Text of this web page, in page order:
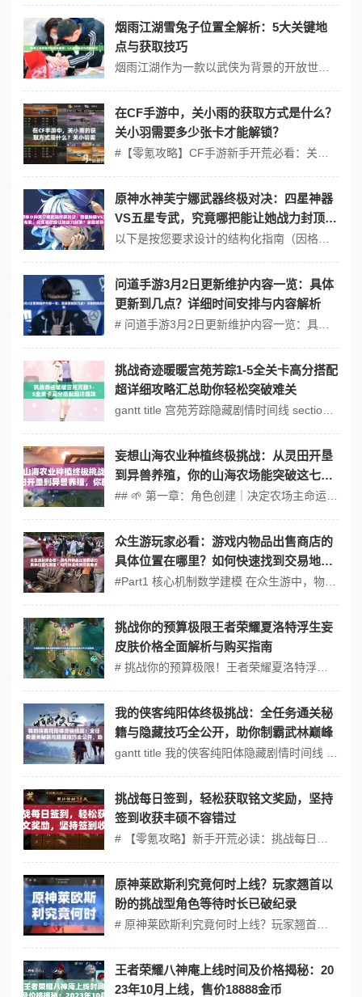
烟雨江湖雪兔子位置全解析：5大关键地
点与获取技巧
在CF手游中，关小雨的获取方式是什么？
关小羽需要多少张卡才能解锁？
原神水神芙宁娜武器终极对决：四星神器
VS五星专武，究竟哪把能让她战力封顶？
全面解析适配流派
问道手游3月2日更新维护内容一览：具体
更新到几点？详细时间安排与内容解析
挑战奇迹暖暖宫苑芳踪1-5全关卡高分搭配
超详细攻略汇总助你轻松突破难关
妄想山海农业种植终极挑战：从灵田开垦
到异兽养殖，你的山海农场能突破这七大
进阶法则吗？
众生游玩家必看：游戏内物品出售商店的
具体位置在哪里？如何快速找到交易地
点？
挑战你的预算极限王者荣耀夏洛特浮生妄
皮肤价格全面解析与购买指南
我的侠客纯阳体终极挑战：全任务通关秘
籍与隐藏技巧全公开，助你制霸武林巅峰
挑战每日签到，轻松获取铭文奖励，坚持
签到收获丰硕不容错过
原神莱欧斯利究竟何时上线？玩家翘首以
盼的挑战型角色等待时长已破纪录
王者荣耀八神庵上线时间及价格揭秘：20
23年10月上线，售价18888金币